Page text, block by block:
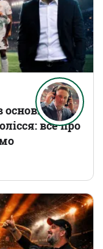
основному
все про